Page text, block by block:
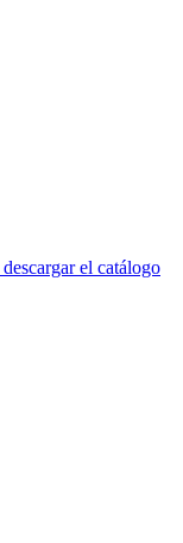
descargar el catálogo